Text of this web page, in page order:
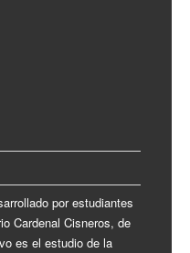
por estudiantes
Cardenal Cisneros, de
es el estudio de la